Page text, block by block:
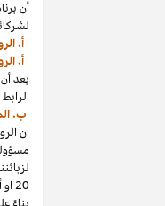
أن
أ.
أ.
بعد
ب.
ان
20